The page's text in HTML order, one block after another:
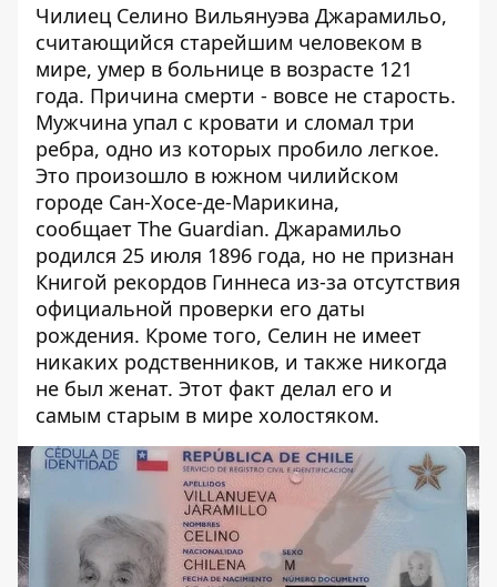
Чилиец Селино Вильянуэва Джарамильо,
считающийся старейшим человеком в
мире, умер в больнице в возрасте 121
года. Причина смерти - вовсе не старость.
Мужчина упал с кровати и сломал три
ребра, одно из которых пробило легкое.
Это произошло в южном чилийском
городе Сан-Хосе-де-Марикина,
сообщает The Guardian. Джарамильо
родился 25 июля 1896 года, но не признан
Книгой рекордов Гиннеса из-за отсутствия
официальной проверки его даты
рождения. Кроме того, Селин не имеет
никаких родственников, и также никогда
не был женат. Этот факт делал его и
самым старым в мире холостяком.